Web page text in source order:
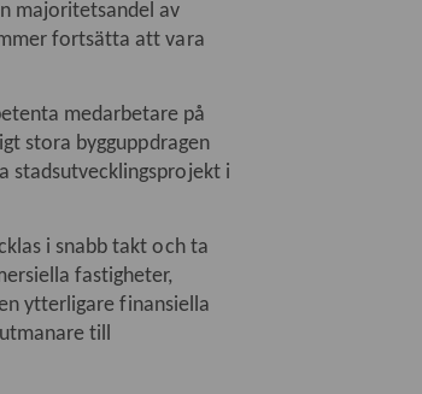
majoritetsandel av
fortsätta att vara
medarbetare på
stora bygguppdragen
stadsutvecklingsprojekt i
i snabb takt och ta
fastigheter,
ytterligare finansiella
till